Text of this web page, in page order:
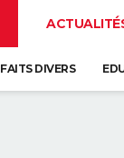
FAITS DIVERS